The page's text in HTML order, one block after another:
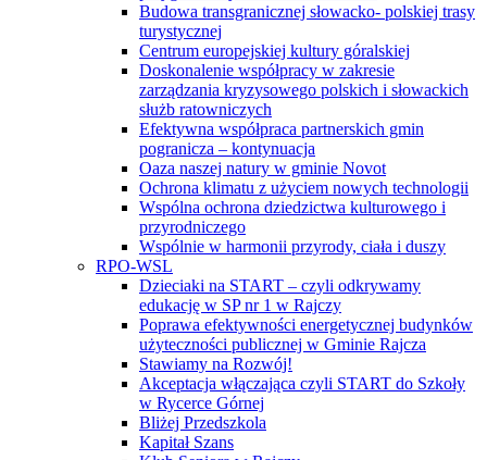
Budowa transgranicznej słowacko- polskiej trasy
turystycznej
Centrum europejskiej kultury góralskiej
Doskonalenie współpracy w zakresie
zarządzania kryzysowego polskich i słowackich
służb ratowniczych
Efektywna współpraca partnerskich gmin
pogranicza – kontynuacja
Oaza naszej natury w gminie Novot
Ochrona klimatu z użyciem nowych technologii
Wspólna ochrona dziedzictwa kulturowego i
przyrodniczego
Wspólnie w harmonii przyrody, ciała i duszy
RPO-WSL
Dzieciaki na START – czyli odkrywamy
edukację w SP nr 1 w Rajczy
Poprawa efektywności energetycznej budynków
użyteczności publicznej w Gminie Rajcza
Stawiamy na Rozwój!
Akceptacja włączająca czyli START do Szkoły
w Rycerce Górnej
Bliżej Przedszkola
Kapitał Szans